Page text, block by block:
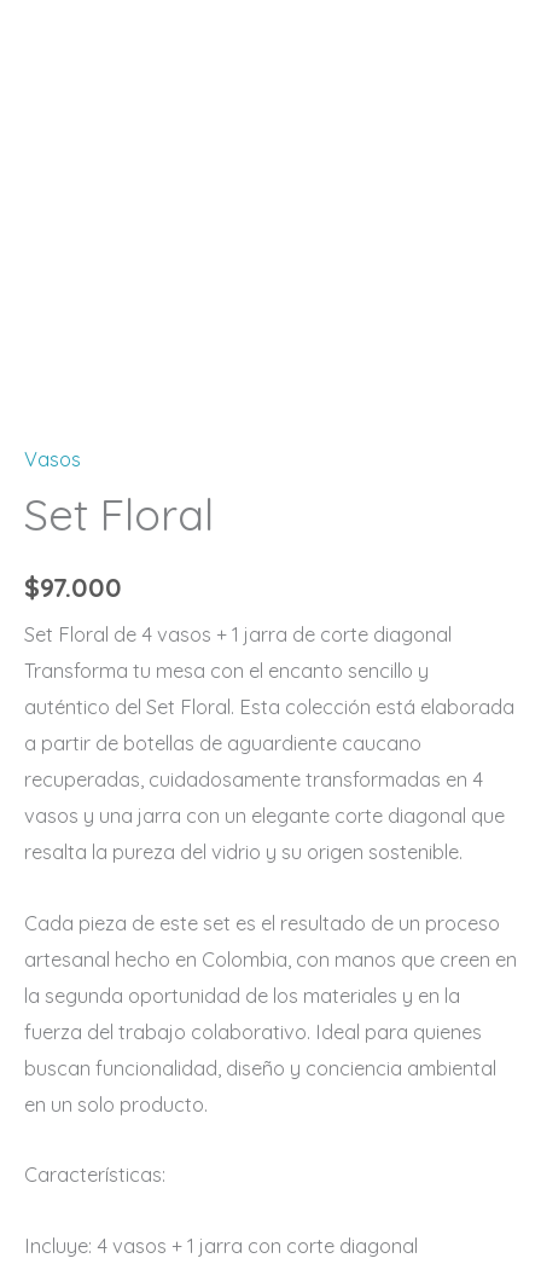
Vasos
Set Floral
$97.000
Set Floral de 4 vasos + 1 jarra de corte diagonal
Transforma tu mesa con el encanto sencillo y
auténtico del Set Floral. Esta colección está elaborada
a partir de botellas de aguardiente caucano
recuperadas, cuidadosamente transformadas en 4
vasos y una jarra con un elegante corte diagonal que
resalta la pureza del vidrio y su origen sostenible.
Cada pieza de este set es el resultado de un proceso
artesanal hecho en Colombia, con manos que creen en
la segunda oportunidad de los materiales y en la
fuerza del trabajo colaborativo. Ideal para quienes
buscan funcionalidad, diseño y conciencia ambiental
en un solo producto.
Características:
Incluye: 4 vasos + 1 jarra con corte diagonal